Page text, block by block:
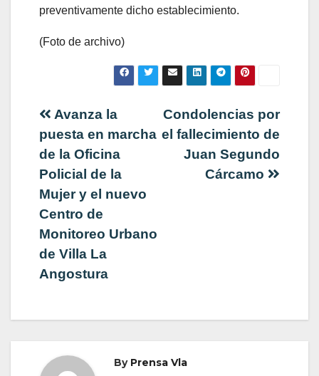
preventivamente dicho establecimiento.
(Foto de archivo)
Navegación
de
entradas
Condolencias por
el fallecimiento de
Juan Segundo
Cárcamo
Avanza la
puesta en marcha
de la Oficina
Policial de la
Mujer y el nuevo
Centro de
Monitoreo Urbano
de Villa La
Angostura
By Prensa Vla